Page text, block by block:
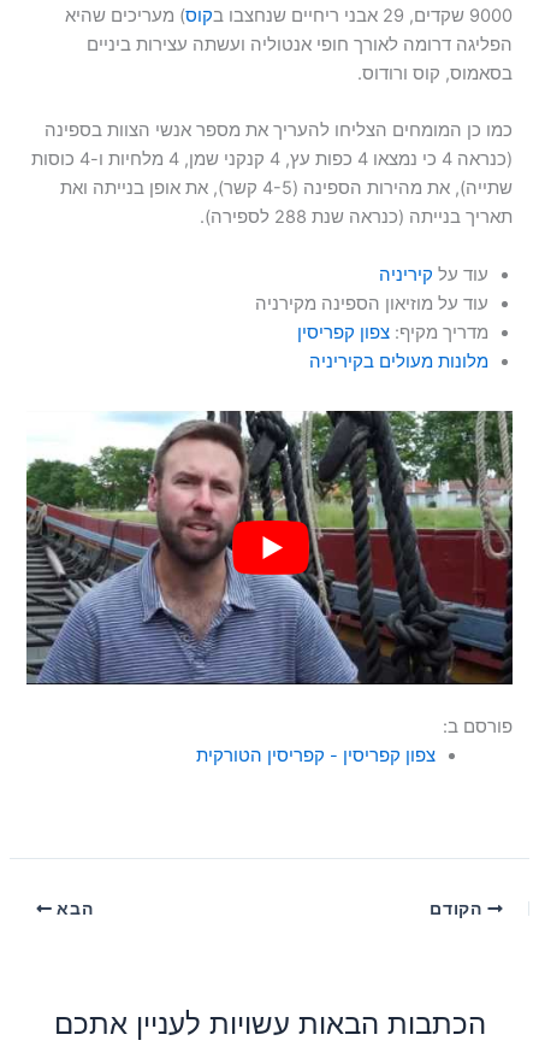
9000 שקדים, 29 אבני ריחיים שנחצבו ב
קוס) מעריכים שהיא
הפליגה דרומה לאורך חופי אנטוליה ועשתה עצירות ביניים
בסאמוס, קוס ורודוס.
כמו כן המומחים הצליחו להעריך את מספר אנשי הצוות בספינה
(כנראה 4 כי נמצאו 4 כפות עץ, 4 קנקני שמן, 4 מלחיות ו-4 כוסות
שתייה), את מהירות הספינה (4-5 קשר), את אופן בנייתה ואת
תאריך בנייתה (כנראה שנת 288 לספירה).
עוד על קיריניה
עוד על מוזיאון הספינה מקירניה
מדריך מקיף:צפון קפריסין
מלונות מעולים בקיריניה
פורסם ב:
צפון קפריסין - קפריסין הטורקית
הקודם הבא
הכתבות הבאות עשויות לעניין אתכם